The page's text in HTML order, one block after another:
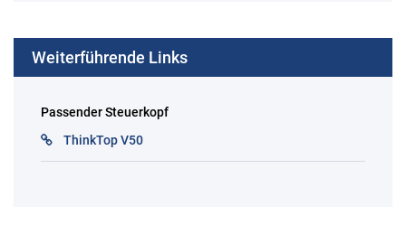
Weiterführende Links
Passender Steuerkopf
ThinkTop V50